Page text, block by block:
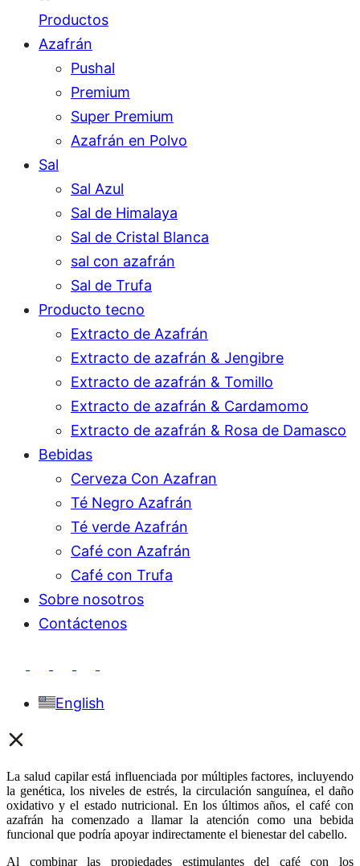
Productos
Azafrán
Pushal
Premium
Super Premium
Azafrán en Polvo
Sal
Sal Azul
Sal de Himalaya
Sal de Cristal Blanca
sal con azafrán
Sal de Trufa
Producto tecno
Extracto de Azafrán
Extracto de azafrán & Jengibre
Extracto de azafrán & Tomillo
Extracto de azafrán & Cardamomo
Extracto de azafrán & Rosa de Damasco
Bebidas
Cerveza Con Azafran
Té Negro Azafrán
Té verde Azafrán
Café con Azafrán
Café con Trufa
Sobre nosotros
Contáctenos
English
La salud capilar está influenciada por múltiples factores, incluyendo
la genética, los niveles de estrés, la circulación sanguínea, el daño
oxidativo y el estado nutricional. En los últimos años, el café con
azafrán ha comenzado a llamar la atención como una bebida
funcional que podría apoyar indirectamente el bienestar del cabello.
Al combinar las propiedades estimulantes del café con los